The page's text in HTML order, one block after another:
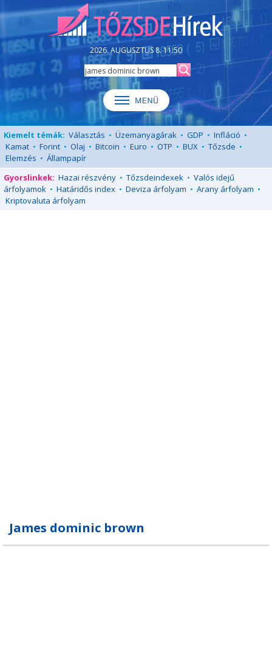
2026. AUGUSZTUS 8. 11:50
Kiemelt témák: Választás • Üzemanyagárak • GDP • Infláció •
Kamat • Forint • Olaj • Bitcoin • Euro • OTP • BUX • Tőzsde •
Elemzés • Állampapír
Gyorslinkek: Hazai részvény • Tőzsdeindexek • Valós idejű
árfolyamok • Határidős index • Deviza árfolyam • Arany árfolyam •
Kriptovaluta árfolyam
James dominic brown